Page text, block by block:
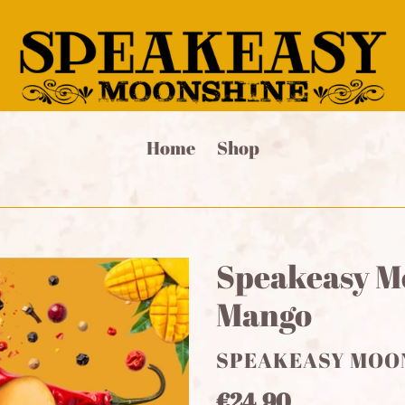
Home Shop
Speakeasy
Mango
VERKÄUFER
SPEAKEASY